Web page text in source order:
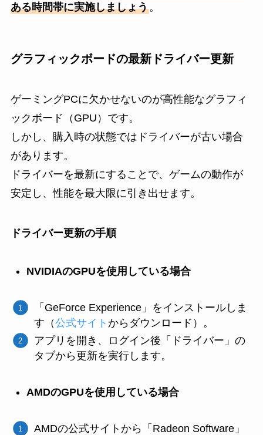
ある時間帯に実施しましょう。
グラフィックボードの最新ドライバー更新
ゲーミングPCに欠かせないのが高性能なグラフィ
ックボード（GPU）です。
しかし、購入時の状態ではドライバーが古い場合
があります。
ドライバーを最新にすることで、ゲームの動作が
安定し、性能を最大限に引き出せます。
ドライバー更新の手順
NVIDIAのGPUを使用している場合
「GeForce Experience」をインストールしま
す（公式サイトからダウンロード）。
アプリを開き、ログイン後「ドライバー」の
タブから更新を実行します。
AMDのGPUを使用している場合
AMDの公式サイトから「Radeon Software」